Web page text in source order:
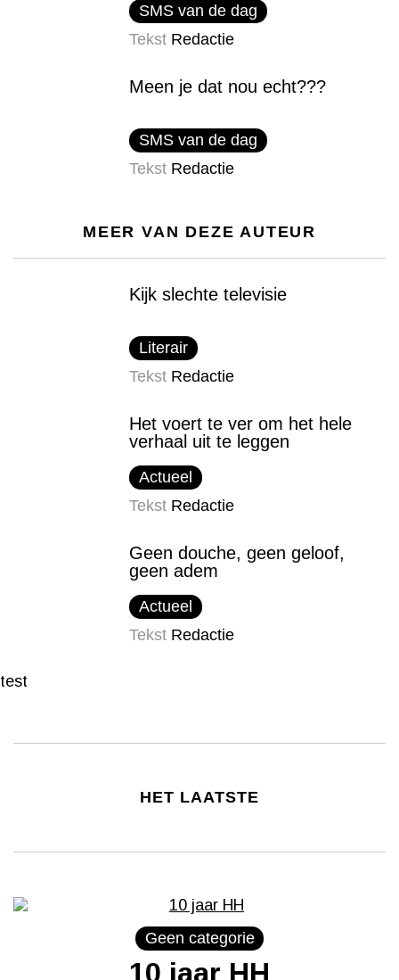
SMS van de dag
Tekst Redactie
Meen je dat nou echt???
SMS van de dag
Tekst Redactie
MEER VAN DEZE AUTEUR
Kijk slechte televisie
Literair
Tekst Redactie
Het voert te ver om het hele
verhaal uit te leggen
Actueel
Tekst Redactie
Geen douche, geen geloof,
geen adem
Actueel
Tekst Redactie
test
HET LAATSTE
Geen categorie
10 jaar HH